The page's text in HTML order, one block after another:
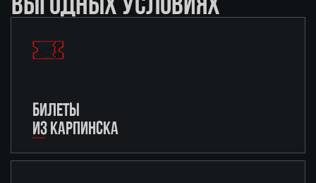
БИЛЕТЫ
ИЗ КАРПИНСКА